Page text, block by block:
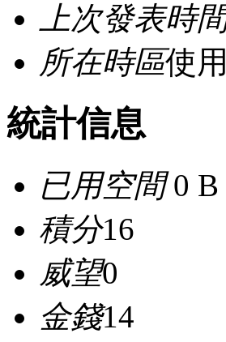
上次發表時
所在時區使
統計信息
已用空間0 B
積分16
威望0
金錢14